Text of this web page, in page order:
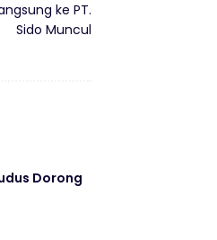
ke PT.
Sido Muncul
Dorong